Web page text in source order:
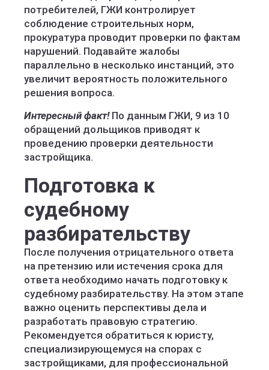
потребителей, ГЖИ контролирует
соблюдение строительных норм,
прокуратура проводит проверки по фактам
нарушений. Подавайте жалобы
параллельно в несколько инстанций, это
увеличит вероятность положительного
решения вопроса.
Интересный факт!По данным ГЖИ, 9 из 10
обращений дольщиков приводят к
проведению проверки деятельности
застройщика.
Подготовка к
судебному
разбирательству
После получения отрицательного ответа
на претензию или истечения срока для
ответа необходимо начать подготовку к
судебному разбирательству. На этом этапе
важно оценить перспективы дела и
разработать правовую стратегию.
Рекомендуется обратиться к юристу,
специализирующемуся на спорах с
застройщиками, для профессиональной